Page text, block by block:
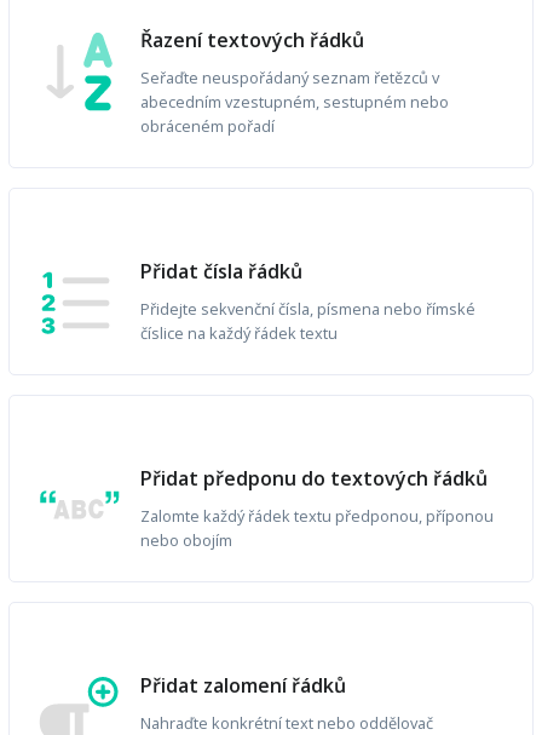
Řazení textových řádků
Seřaďte neuspořádaný seznam řetězců v
abecedním vzestupném, sestupném nebo
obráceném pořadí
Přidat čísla řádků
Přidejte sekvenční čísla, písmena nebo římské
číslice na každý řádek textu
Přidat předponu do textových řádků
Zalomte každý řádek textu předponou, příponou
nebo obojím
Přidat zalomení řádků
Nahraďte konkrétní text nebo oddělovač